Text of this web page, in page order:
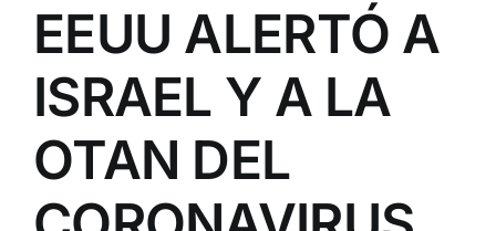
EEUU ALERTÓ A
ISRAEL Y A LA
OTAN DEL